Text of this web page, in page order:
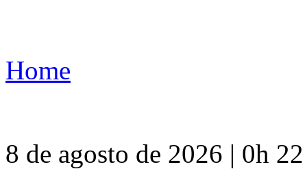
Home
8 de agosto de 2026 | 0h